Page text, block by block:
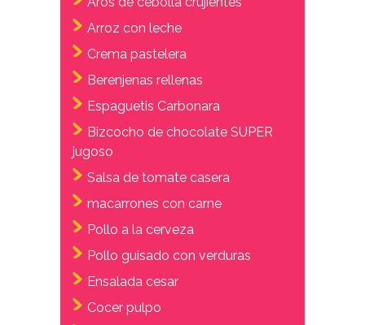
Arroz con leche
Crema pastelera
Berenjenas rellenas
Espaguetis Carbonara
Bizcocho de chocolate SUPER
jugoso
Salsa de tomate casera
macarrones con carne
Pollo a la cerveza
Pollo guisado con verduras
Ensalada cesar
Cocer pulpo